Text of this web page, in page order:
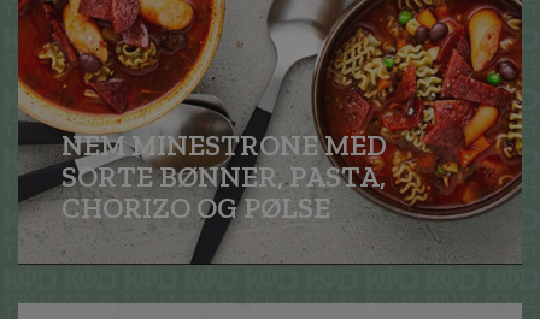
NEM MINESTRONE MED
SORTE BØNNER, PASTA,
CHORIZO OG PØLSE